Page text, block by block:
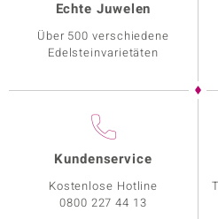
Echte Juwelen
Über 500 verschiedene
Edelsteinvarietäten
Kundenservice
Kostenlose Hotline
0800 227 44 13